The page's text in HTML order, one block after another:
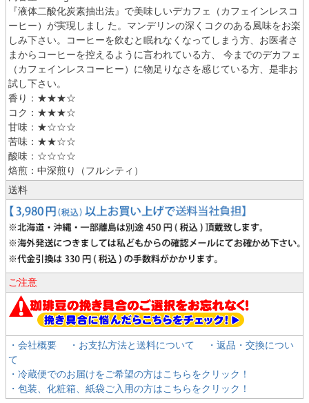
『液体二酸化炭素抽出法』で美味しいデカフェ（カフェインレスコ
ーヒー）が実現しまし た。マンデリンの深くコクのある風味をお楽
しみ下さい。コーヒーを飲むと眠れなくなってしまう方、お医者さ
まからコーヒーを控えるように言われている方、 今までのデカフェ
（カフェインレスコーヒー）に物足りなさを感じている方、是非お
試し下さい。
香り：★★★☆
コク：★★★☆
甘味：★☆☆☆
苦味：★★☆☆
酸味：☆☆☆☆
焙煎：中深煎り（フルシティ）
送料
ご注意
・会社概要 ・お支払方法と送料について
・返品・交換につい
て
・冷蔵便でのお届けをご希望の方はこちらをクリック！
・包装、化粧箱、紙袋ご入用の方はこちらをクリック！